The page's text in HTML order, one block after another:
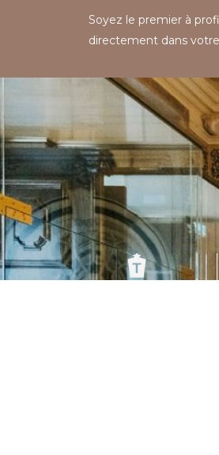
Soyez le premier à
directement dans